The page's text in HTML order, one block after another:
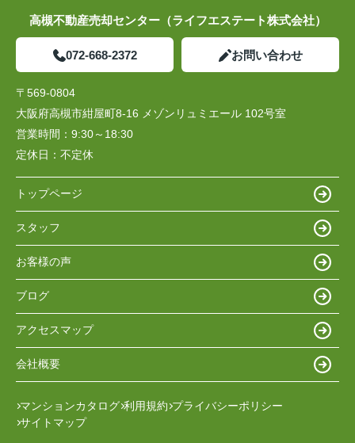
高槻不動産売却センター（ライフエステート株式会社）
072-668-2372 お問い合わせ
〒569-0804
大阪府高槻市紺屋町8-16 メゾンリュミエール 102号室
営業時間： 9:30～18:30
定休日： 不定休
トップページ
スタッフ
お客様の声
ブログ
アクセスマップ
会社概要
マンションカタログ 利用規約 プライバシーポリシー
サイトマップ